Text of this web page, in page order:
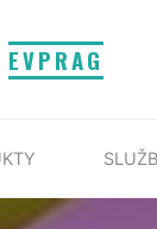
EVPRAG